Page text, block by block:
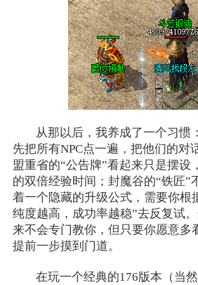
从那以后，我养成了一个习惯
先把所有NPC点一遍，把他们的对
盟重省的“公告牌”看起来只是摆设
的双倍经验时间；封魔谷的“铁匠”
着一个隐藏的升级公式，需要你根
纯度越高，成功率越稳”去反复试
来不会专门教你，但只要你愿意多
提前一步摸到门道。
在玩一个经典的176版本（当